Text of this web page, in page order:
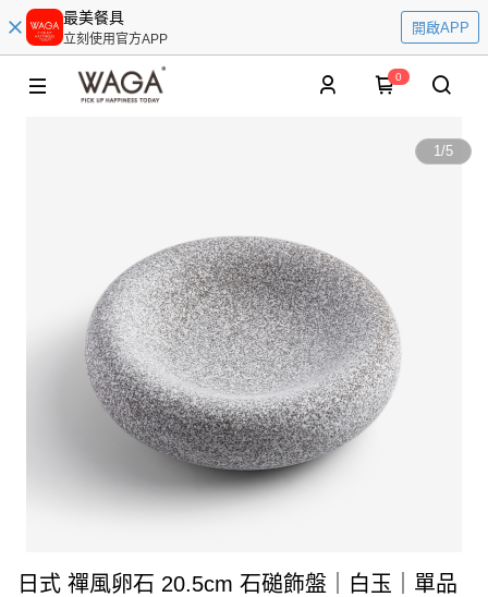
最美餐具
立刻使用官方APP
開啟APP
0
1/5
日式 禪風卵石 20.5cm 石磓飾盤｜白玉｜單品